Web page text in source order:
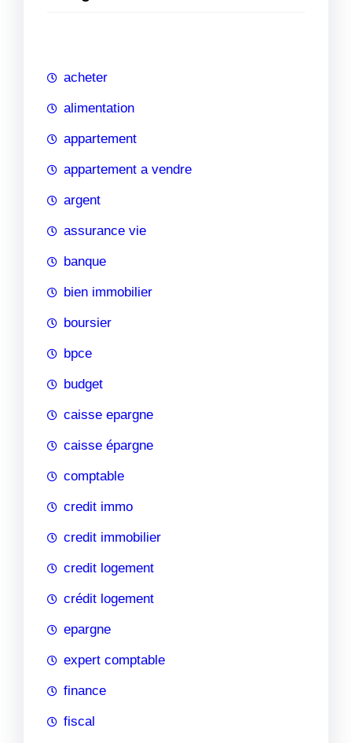
h
acheter
alimentation
appartement
appartement a vendre
argent
assurance vie
banque
bien immobilier
boursier
bpce
budget
caisse epargne
caisse épargne
comptable
credit immo
credit immobilier
credit logement
crédit logement
epargne
expert comptable
finance
fiscal